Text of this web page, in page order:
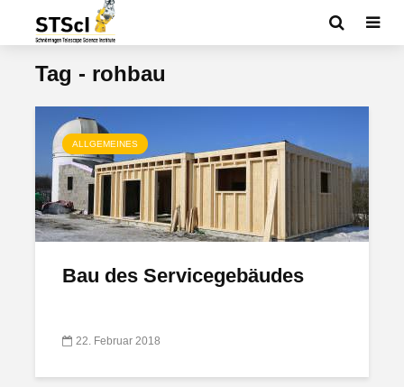
Tag - rohbau
ALLGEMEINES
Bau des Servicegebäudes
22. Februar 2018